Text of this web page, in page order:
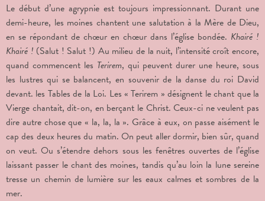
Le début d’une agrypnie est toujours impressionnant. Durant une
demi-heure, les moines chantent une salutation à la Mère de Dieu,
en se répondant de chœur en chœur dans l’église bondée. Khairé !
Khairé ! (Salut ! Salut !) Au milieu de la nuit, l’intensité croît encore,
quand commencent les Terirem, qui peuvent durer une heure, sous
les lustres qui se balancent, en souvenir de la danse du roi David
devant. les Tables de la Loi. Les « Terirem » désignent le chant que la
Vierge chantait, dit-on, en berçant le Christ. Ceux-ci ne veulent pas
dire autre chose que « la, la, la ». Grâce à eux, on passe aisément le
cap des deux heures du matin. On peut aller dormir, bien sûr, quand
on veut. Ou s’étendre dehors sous les fenêtres ouvertes de l’église
laissant passer le chant des moines, tandis qu’au loin la lune sereine
tresse un chemin de lumière sur les eaux calmes et sombres de la
mer.